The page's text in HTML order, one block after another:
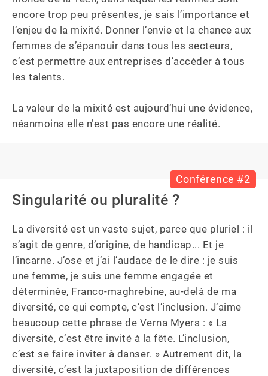
encore trop peu présentes, je sais l’importance et
l’enjeu de la mixité. Donner l’envie et la chance aux
femmes de s’épanouir dans tous les secteurs,
c’est permettre aux entreprises d’accéder à tous
les talents.
La valeur de la mixité est aujourd’hui une évidence,
néanmoins elle n’est pas encore une réalité.
Conférence #2
Singularité ou pluralité ?
La diversité est un vaste sujet, parce que pluriel : il
s’agit de genre, d’origine, de handicap... Et je
l’incarne. J’ose et j’ai l’audace de le dire : je suis
une femme, je suis une femme engagée et
déterminée, Franco-maghrebine, au-delà de ma
diversité, ce qui compte, c’est l’inclusion. J’aime
beaucoup cette phrase de Verna Myers : « La
diversité, c’est être invité à la fête. L’inclusion,
c’est se faire inviter à danser. » Autrement dit, la
diversité, c’est la juxtaposition de différences